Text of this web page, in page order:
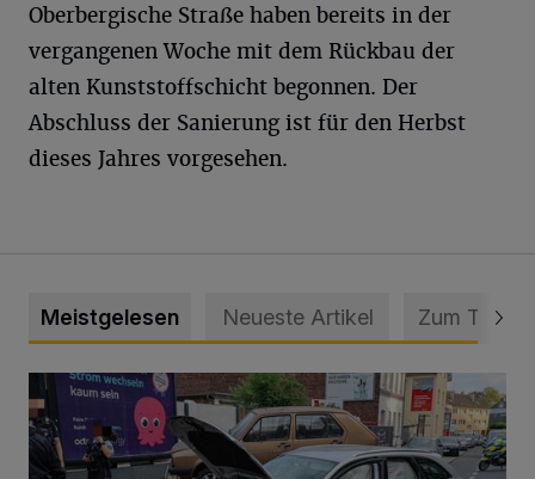
Oberbergische Straße haben bereits in der
vergangenen Woche mit dem Rückbau der
alten Kunststoffschicht begonnen. Der
Abschluss der Sanierung ist für den Herbst
dieses Jahres vorgesehen.
Meistgelesen Neueste Artikel Zum Thema
Schwerer Unfall mit 2,48 Promille